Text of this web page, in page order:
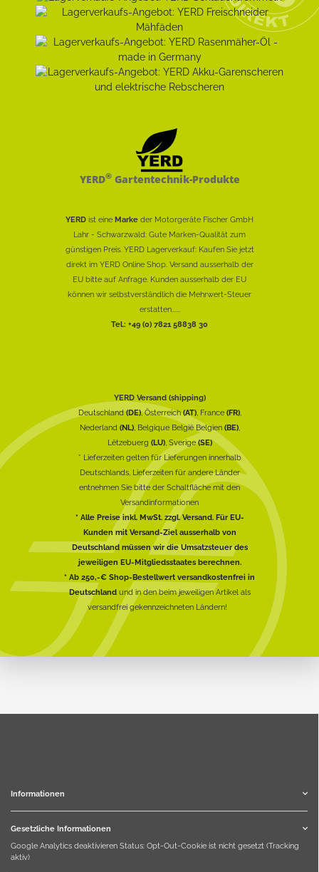
YERD®Gartentechnik-Produkte
YERD ist eine Marke der Motorgeräte Fischer GmbH
Lahr - Schwarzwald: Gute Marken-Qualität zum
günstigen Preis. YERD Lagerverkauf: Kaufen Sie jetzt
direkt im YERD Online Shop. Versand ausserhalb der
EU bitte auf Anfrage. Kunden ausserhalb der EU
können wir selbstverständlich die Mehrwert-Steuer
erstatten......
Tel.: +49 (0) 7821 58838 30
YERD Versand (shipping)
Deutschland(DE), Österreich(AT), France (FR),
Nederland (NL), Belgique België Belgien (BE),
Lëtzebuerg (LU), Sverige(SE)
* Lieferzeiten gelten für Lieferungen innerhalb
Deutschlands, Lieferzeiten für andere Länder
entnehmen Sie bitte der Schaltfläche mit den
Versandinformationen
* Alle Preise inkl. MwSt. zzgl. Versand. Für EU-
Kunden mit Versand-Ziel ausserhalb von
Deutschland müssen wir die Umsatzsteuer des
jeweiligen EU-Mitgliedsstaates berechnen.
* Ab 250,-€ Shop-Bestellwert versandkostenfrei in
Deutschlandund in den beim jeweiligen Artikel als
versandfrei gekennzeichneten Ländern!
Informationen
Gesetzliche Informationen
Google Analytics deaktivieren Status: Opt-Out-Cookie ist nicht gesetzt (Tracking
aktiv)